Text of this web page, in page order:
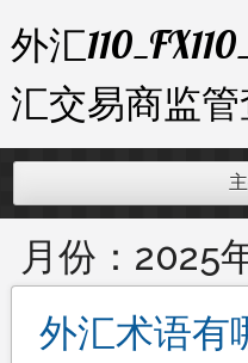
至
内
容
外汇
汇交易商监
月份： 2025
外汇术语有